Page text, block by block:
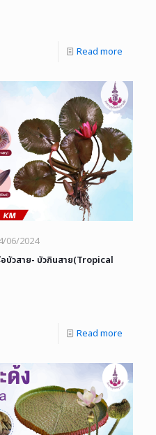
Read more
06/2024
บัวสาย- บัวกินสาย(Tropical
Read more